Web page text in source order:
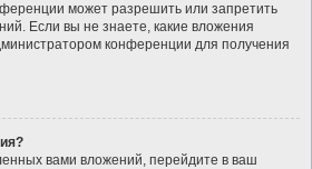
может разрешить или запретить
Если вы не знаете, какие вложения
конференции для получения
вами вложений, перейдите в ваш